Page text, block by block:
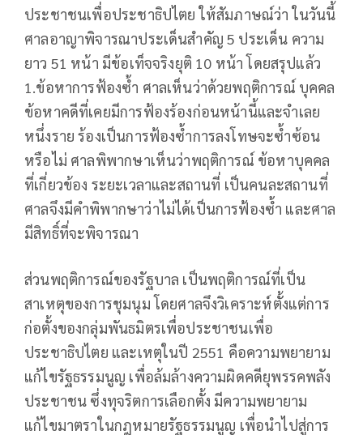
ประชาชนเพื่อประชาธิปไตย ให้สัมภาษณ์ว่า ในวันนี้
ศาลอาญาพิจารณาประเด็นสำคัญ 5 ประเด็น ความ
ยาว 51 หน้า มีข้อเท็จจริงยุติ 10 หน้า โดยสรุปแล้ว
1.ข้อหาการฟ้องซ้ำ ศาลเห็นว่าด้วยพฤติการณ์ บุคคล
ข้อหาคดีที่เคยมีการฟ้องร้องก่อนหน้านี้และจำเลย
หนึ่งราย ร้องเป็นการฟ้องซ้ำการลงโทษจะซ้ำซ้อน
หรือไม่ ศาลพิพากษาเห็นว่าพฤติการณ์ ข้อหาบุคคล
ที่เกี่ยวข้อง ระยะเวลาและสถานที่ เป็นคนละสถานที่
ศาลจึงมีคำพิพากษาว่าไม่ได้เป็นการฟ้องซ้ำ และศาล
มีสิทธิ์ที่จะพิจารณา
ส่วนพฤติการณ์ของรัฐบาล เป็นพฤติการณ์ที่เป็น
สาเหตุของการชุมนุม โดยศาลจึงวิเคราะห์ตั้งแต่การ
ก่อตั้งของกลุ่มพันธมิตรเพื่อประชาชนเพื่อ
ประชาธิปไตย และเหตุในปี 2551 คือความพยายาม
แก้ไขรัฐธรรมนูญ เพื่อล้มล้างความผิดคดียุพรรคพลัง
ประชาชน ซึ่งทุจริตการเลือกตั้ง มีความพยายาม
แก้ไขมาตราในกฎหมายรัฐธรรมนูญ เพื่อนำไปสู่การ